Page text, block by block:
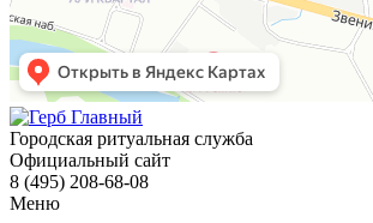
Городская ритуальная служба
Официальный сайт
8 (495) 208-68-08
Меню